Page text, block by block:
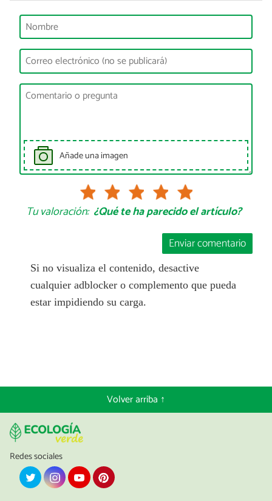
Añade una imagen
Tu valoración: ¿Qué te ha parecido el artículo?
Enviar comentario
Si no visualiza el contenido, desactive
cualquier adblocker o complemento que pueda
estar impidiendo su carga.
Volver arriba ↑
Redes sociales